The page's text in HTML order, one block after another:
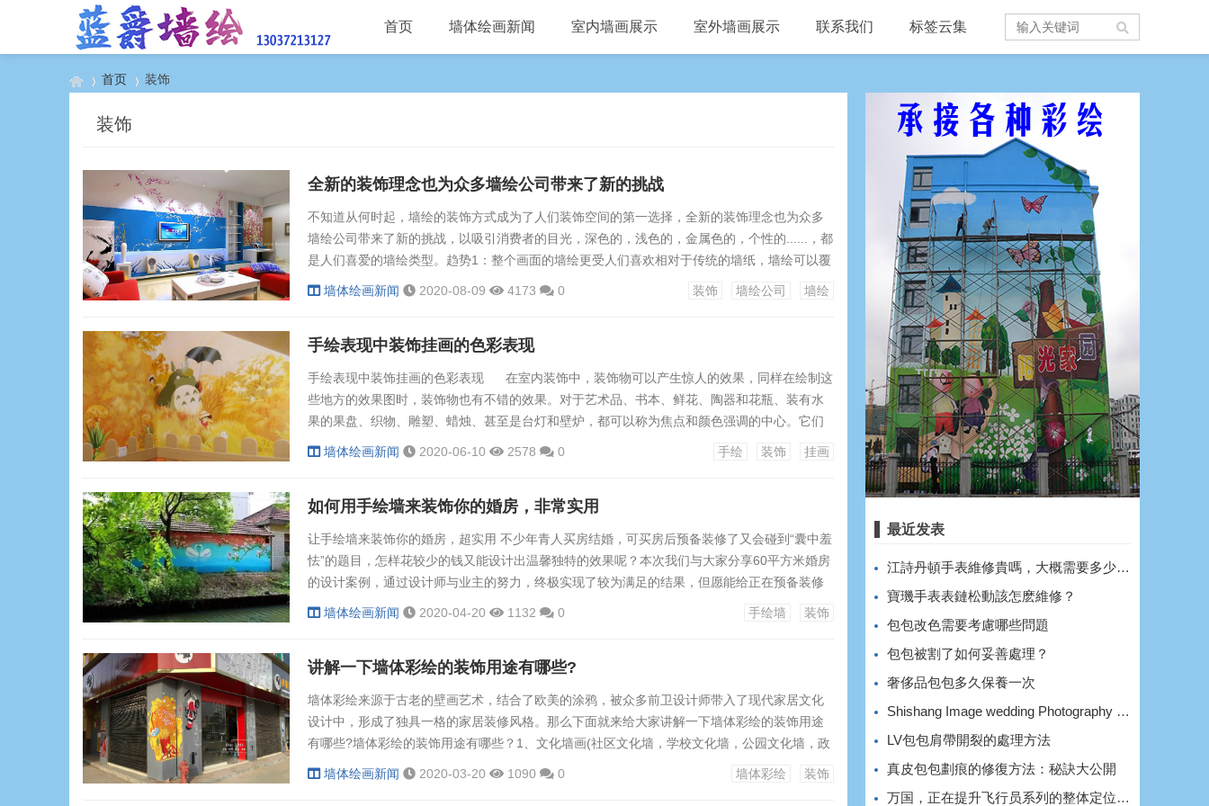
首页 墙体绘画新闻 室内墙画展示 室外墙画展示 联系我们 标签云集
首页 装饰
装饰
全新的装饰理念也为众多墙绘公司带来了新的挑战
不知道从何时起，墙绘的装饰方式成为了人们装饰空间的第一选择，全新的装饰理念也为众多
墙绘公司带来了新的挑战，以吸引消费者的目光，深色的，浅色的，金属色的，个性的......，都
是人们喜爱的墙绘类型。趋势1：整个画面的墙绘更受人们喜欢相对于传统的墙纸，墙绘可以覆
盖整个墙面，墙绘以其丰富的外观，对消费者来说更具吸引力。整个的墙壁壁画可以是以人物
些。不同的房间，不...
墙体绘画新闻 2020-08-09 4173 0 装饰 墙绘公司 墙绘
手绘表现中装饰挂画的色彩表现
手绘表现中装饰挂画的色彩表现 在室内装饰中，装饰物可以产生惊人的效果，同样在绘制这
些地方的效果图时，装饰物也有不错的效果。对于艺术品、书本、鲜花、陶器和花瓶、装有水
果的果盘、织物、雕塑、蜡烛、甚至是台灯和壁炉，都可以称为焦点和颜色强调的中心。它们
可以使房间显得更为精致，并且使环境变得丰富、有趣。 油画、印刷品和照片：真实环境中
墙体绘画新闻 2020-06-10 2578 0 手绘 装饰 挂画
如何用手绘墙来装饰你的婚房，非常实用
让手绘墙来装饰你的婚房，超实用 不少年青人买房结婚，可买房后预备装修了又会碰到“囊中羞
怯”的题目，怎样花较少的钱又能设计出温馨独特的效果呢？本次我们与大家分享60平方米婚房
的设计案例，通过设计师与业主的努力，终极实现了较为满足的结果，但愿能给正在预备装修
婚房的您带来灵感。靠色彩配饰出彩这是一个套内面积仅60多平方米的婚房。因新郎家庭收入
墙体绘画新闻 2020-04-20 1132 0 手绘墙 装饰
讲解一下墙体彩绘的装饰用途有哪些?
墙体彩绘来源于古老的壁画艺术，结合了欧美的涂鸦，被众多前卫设计师带入了现代家居文化
设计中，形成了独具一格的家居装修风格。那么下面就来给大家讲解一下墙体彩绘的装饰用途
有哪些?墙体彩绘的装饰用途有哪些？1、文化墙画(社区文化墙，学校文化墙，公园文化墙，政
府工程文化墙， 企业室内外宣传、)2、商业区域装饰类主题餐厅壁画、饭店、烤吧，酒吧、网
墙体绘画新闻 2020-03-20 1090 0 墙体彩绘 装饰
最近发表
​江詩丹頓手表維修貴嗎，大概需要多少費用？
​寶璣手表表鏈松動該怎麽維修？
​包包改色需要考慮哪些問題
​包包被割了如何妥善處理？
​奢侈品包包多久保養一次
Shishang Image wedding Photography shooting style and effect
​LV包包肩帶開裂的處理方法
​真皮包包劃痕的修復方法：秘訣大公開
万国，正在提升飞行员系列的整体定位和价格。